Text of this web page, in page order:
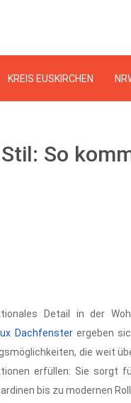
KREIS EUSKIRCHEN
So
Detail in der
Dachfensterergeben
die weit
erfüllen: Sie sorgt
bis zu modernen